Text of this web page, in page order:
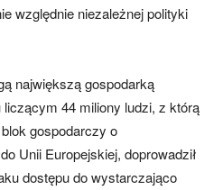
względnie niezależnej polityki
największą gospodarką
44 miliony ludzi, z którą
gospodarczy o
Unii Europejskiej, doprowadził
dostępu do wystarczająco